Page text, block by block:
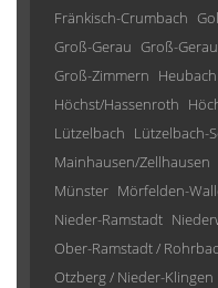
Fränkisch-Crumbach
Groß-Gerau Groß-
Groß-Zimmern Heubach
Höchst/Hassenroth
Lützelbach Lützelbach-
Mainhausen/Zellhausen
Münster Mörfelden-
Nieder-Ramstadt
Ober-Ramstadt /
Otzberg / Nieder-Klingen